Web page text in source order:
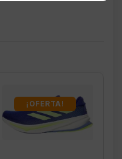
¡OFERTA!